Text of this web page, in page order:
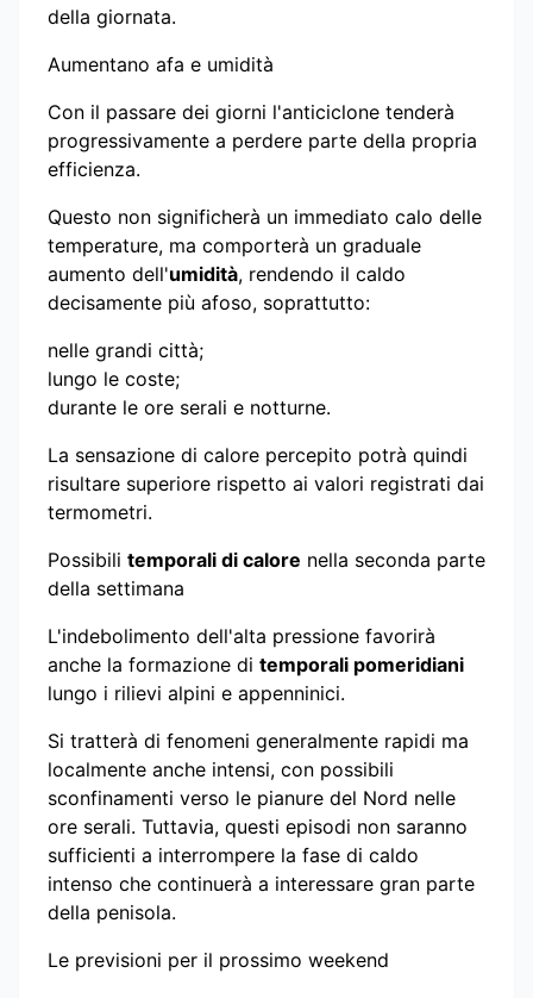
della giornata.
Aumentano afa e umidità
Con il passare dei giorni l'anticiclone tenderà
progressivamente a perdere parte della propria
efficienza.
Questo non significherà un immediato calo delle
temperature, ma comporterà un graduale
aumento dell'umidità, rendendo il caldo
decisamente più afoso, soprattutto:
nelle grandi città;
lungo le coste;
durante le ore serali e notturne.
La sensazione di calore percepito potrà quindi
risultare superiore rispetto ai valori registrati dai
termometri.
Possibili temporali di calore nella seconda parte
della settimana
L'indebolimento dell'alta pressione favorirà
anche la formazione di temporali pomeridiani
lungo i rilievi alpini e appenninici.
Si tratterà di fenomeni generalmente rapidi ma
localmente anche intensi, con possibili
sconfinamenti verso le pianure del Nord nelle
ore serali. Tuttavia, questi episodi non saranno
sufficienti a interrompere la fase di caldo
intenso che continuerà a interessare gran parte
della penisola.
Le previsioni per il prossimo weekend